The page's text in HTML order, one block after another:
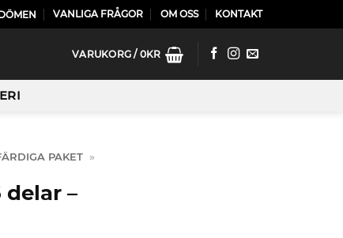
VANLIGA FRÅGOR OM OSS KONTAKT
VARUKORG / 0KR
PAKET
»
–